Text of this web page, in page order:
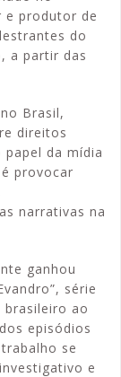
e produtor de
do
a partir das
Brasil,
direitos
da mídia
provocar
narrativas na
ganhou
série
brasileiro ao
episódios
se
e